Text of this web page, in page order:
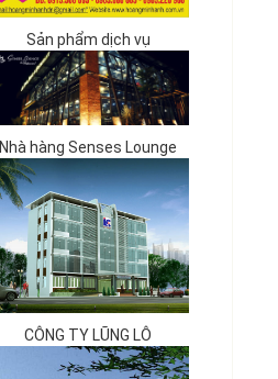
Sản phẩm dịch vụ
Nhà hàng Senses Lounge
CÔNG TY LŨNG LÔ